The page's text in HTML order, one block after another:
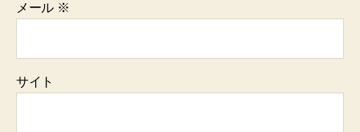
メール ※
サイト